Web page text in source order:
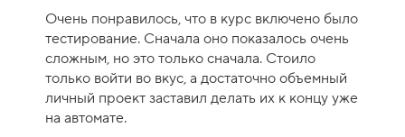
Очень понравилось, что в курс включено было
тестирование. Сначала оно показалось очень
сложным, но это только сначала. Стоило
только войти во вкус, а достаточно объемный
личный проект заставил делать их к концу уже
на автомате.